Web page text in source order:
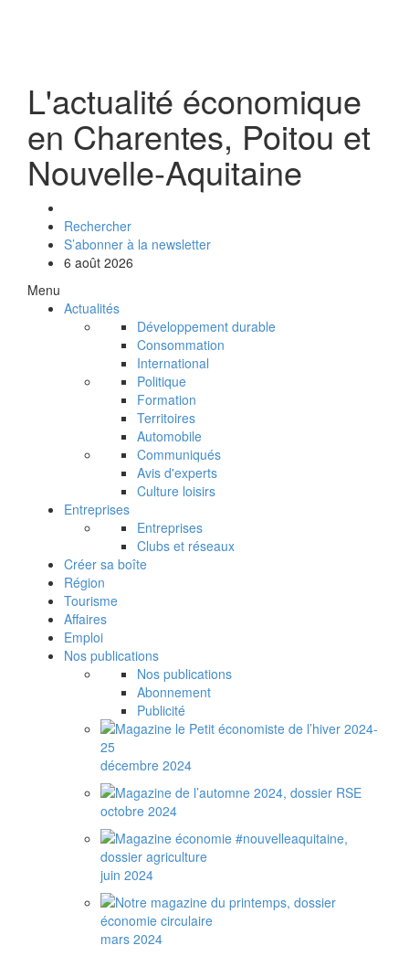
L'actualité économique
en Charentes, Poitou et
Nouvelle-Aquitaine
Rechercher
S’abonner à la newsletter
6 août 2026
Menu
Actualités
Développement durable
Consommation
International
Politique
Formation
Territoires
Automobile
Communiqués
Avis d'experts
Culture loisirs
Entreprises
Entreprises
Clubs et réseaux
Créer sa boîte
Région
Tourisme
Affaires
Emploi
Nos publications
Nos publications
Abonnement
Publicité
décembre 2024
octobre 2024
juin 2024
mars 2024